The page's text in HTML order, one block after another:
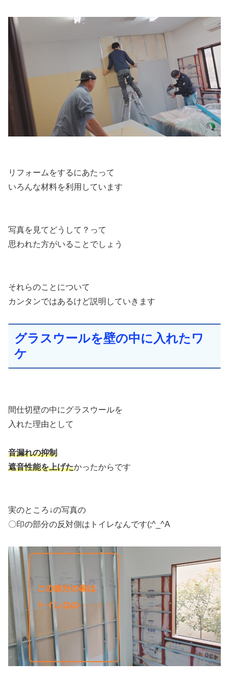
リフォームをするにあたって
いろんな材料を利用しています
写真を見てどうして？って
思われた方がいることでしょう
それらのことについて
カンタンではあるけど説明していきます
グラスウールを壁の中に入れたワ
ケ
間仕切壁の中にグラスウールを
入れた理由として
音漏れの抑制
遮音性能を上げたかったからです
実のところ↓の写真の
〇印の部分の反対側はトイレなんです(;^_^A